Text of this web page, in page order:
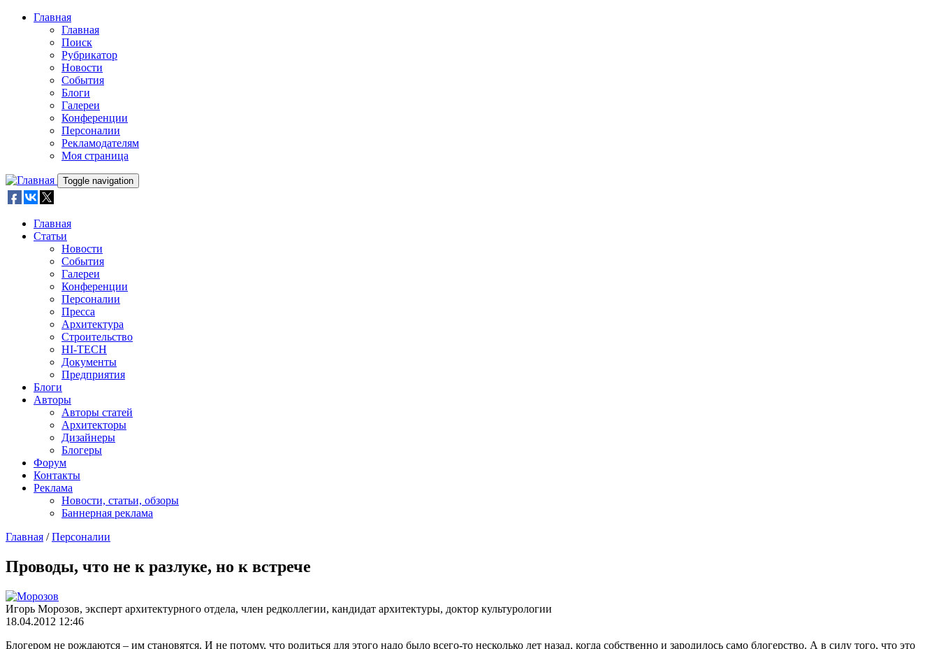
Skip to main content
Главная
Главная
Поиск
Рубрикатор
Новости
События
Блоги
Галереи
Конференции
Персоналии
Рекламодателям
Моя страница
Toggle navigation
Главная
Статьи
Новости
События
Галереи
Конференции
Персоналии
Пресса
Архитектура
Строительство
HI-TECH
Документы
Предприятия
Блоги
Авторы
Авторы статей
Архитекторы
Дизайнеры
Блогеры
Форум
Контакты
Реклама
Новости, статьи, обзоры
Баннерная реклама
Главная / Персоналии
Проводы, что не к разлуке, но к встрече
Игорь Морозов, эксперт архитектурного отдела, член редколлегии, кандидат архитектуры, доктор культурологии
18.04.2012 12:46
Блогером не рождаются – им становятся. И не потому, что родиться для этого надо было всего-то несколько лет назад, когда собственно и зародилось само блогерство. А в силу того, что это